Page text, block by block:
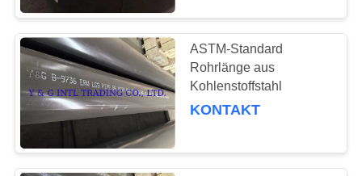
TRETEN
SIE
MIT
UNS
IN
VERBINDUNG
Titanlegierungs-
Rohr
ASTM-Standard
Rohrlänge aus
Kohlenstoffstahl
KONTAKT